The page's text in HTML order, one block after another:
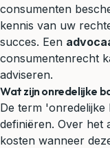
consumenten
kennis van uw
succes. Een
consumentenrecht
adviseren.
Wat zijn onredelijke
De term 'onredelijke
definiëren. Over het
kosten wanneer